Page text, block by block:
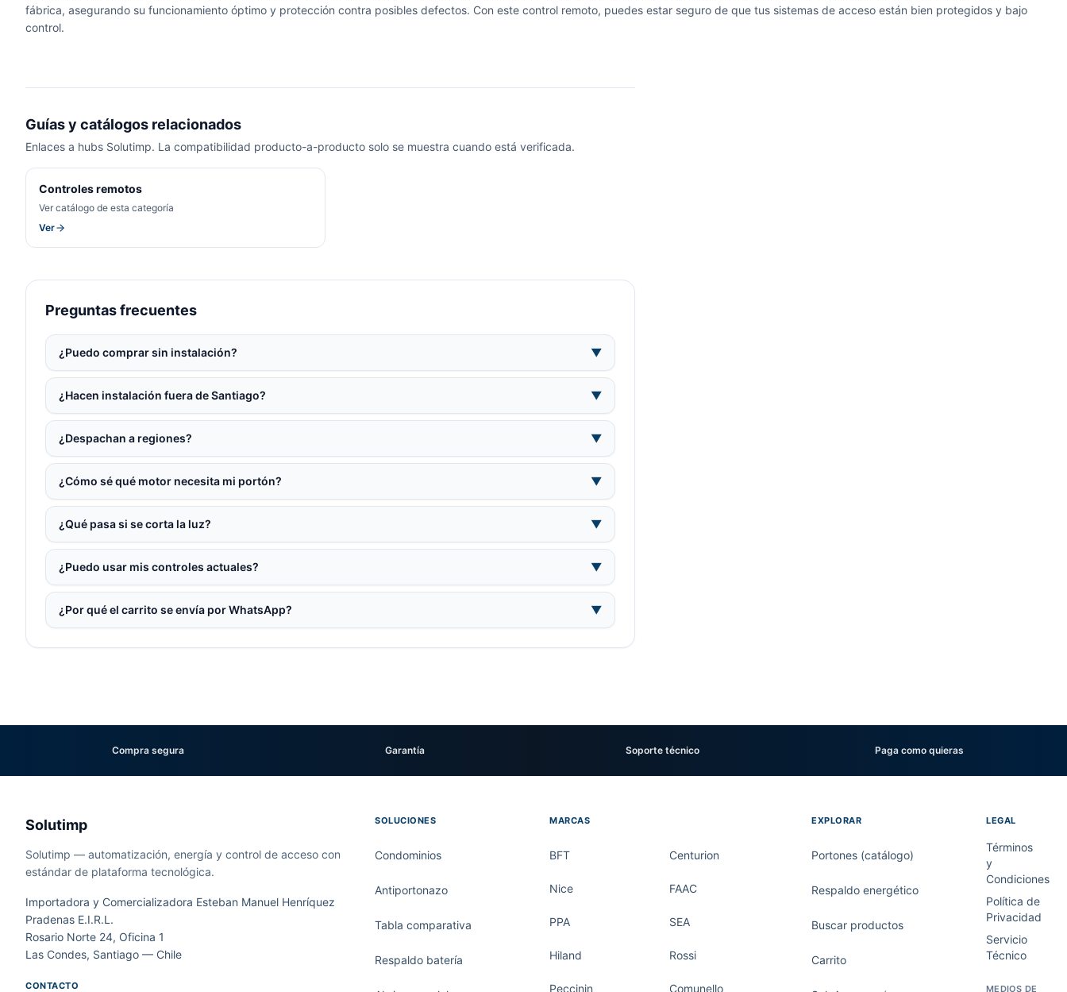
fábrica, asegurando su funcionamiento óptimo y protección contra posibles defectos. Con este control remoto, puedes estar seguro de que tus sistemas de acceso están bien protegidos y bajo
control.
Guías y catálogos relacionados
Enlaces a hubs Solutimp. La compatibilidad producto-a-producto solo se muestra cuando está verificada.
Controles remotos
Ver catálogo de esta categoría
Ver
Preguntas frecuentes
¿Puedo comprar sin instalación? ▼
¿Hacen instalación fuera de Santiago? ▼
¿Despachan a regiones? ▼
¿Cómo sé qué motor necesita mi portón? ▼
¿Qué pasa si se corta la luz? ▼
¿Puedo usar mis controles actuales? ▼
¿Por qué el carrito se envía por WhatsApp? ▼
Compra segura Garantía Soporte técnico Paga como quieras
Solutimp
Solutimp — automatización, energía y control de acceso con
estándar de plataforma tecnológica.
Importadora y Comercializadora Esteban Manuel Henríquez
Pradenas E.I.R.L.
Rosario Norte 24, Oficina 1
Las Condes, Santiago — Chile
CONTACTO
SOLUCIONES
Condominios
Antiportonazo
Tabla comparativa
Respaldo batería
MARCAS
BFT Centurion
Nice FAAC
PPA SEA
Hiland Rossi
Peccinin Comunello
EXPLORAR
Portones (catálogo)
Respaldo energético
Buscar productos
Carrito
LEGAL
Términos
y
Condiciones
Política de
Privacidad
Servicio
Técnico
MEDIOS DE